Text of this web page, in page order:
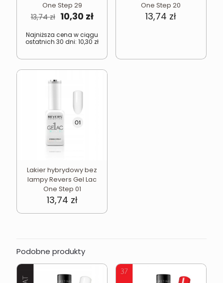
One Step 29
13,74zł Pierwotna
wynosiła:
13,74 zł.
10,30 złAktualna
wynosi:
10,30 zł.
Najniższa cena w ciągu
ostatnich 30 dni:10,30 zł
One Step 20
13,74 zł
Lakier hybrydowy bez
lampy Revers Gel Lac
One Step 01
13,74 zł
Podobne produkty